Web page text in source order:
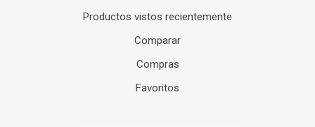
Productos vistos recientemente
Comparar
Compras
Favoritos